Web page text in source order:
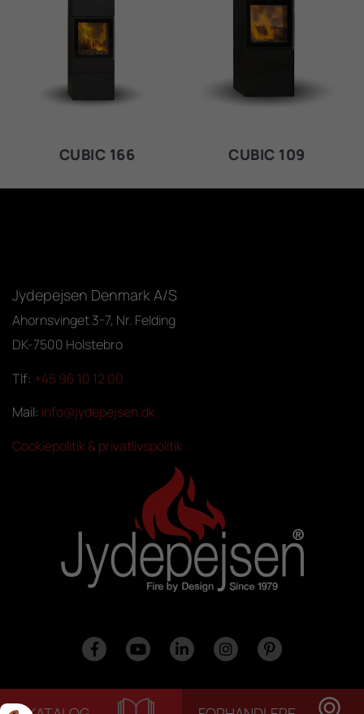
CUBIC 166 CUBIC 109
Jydepejsen Denmark A/S
Ahornsvinget 3-7, Nr. Felding
DK-7500 Holstebro
Tlf: +45 96 10 12 00
Mail: info@jydepejsen.dk
Cookiepolitik & privatlivspolitik